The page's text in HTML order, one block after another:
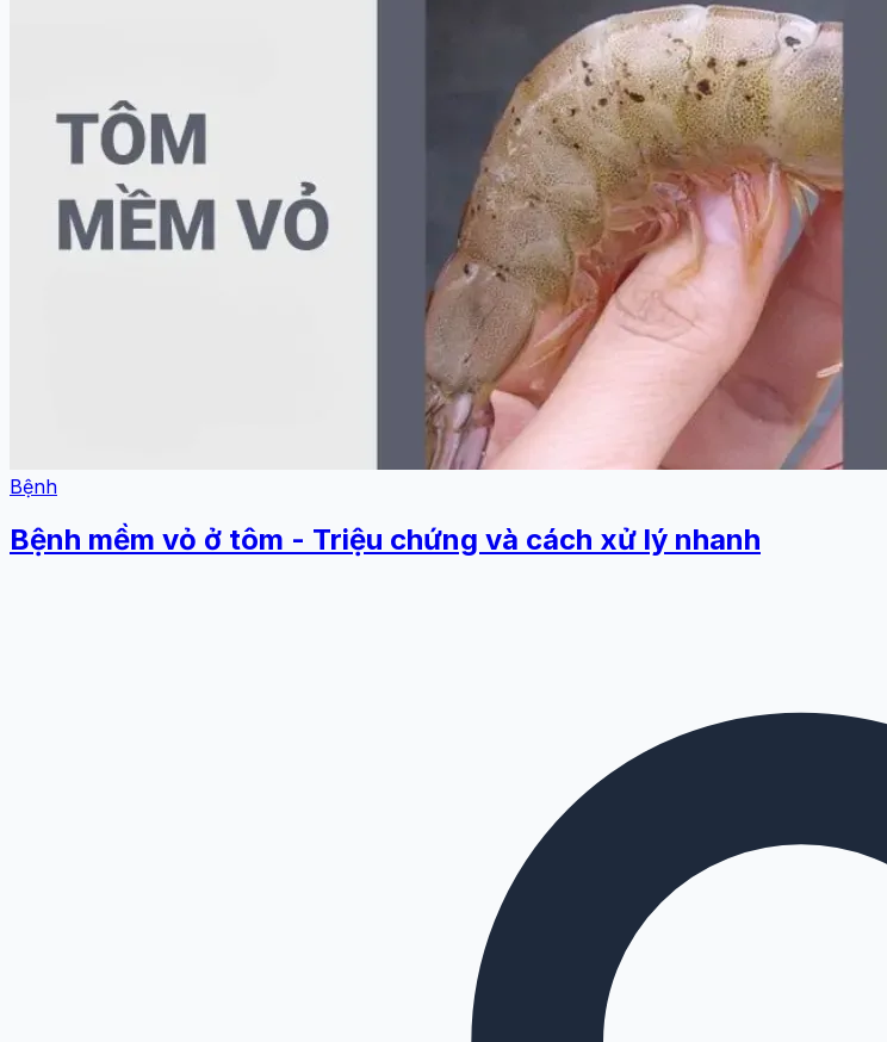
Bệnh
Bệnh mềm vỏ ở tôm - Triệu chứng và cách xử lý nhanh